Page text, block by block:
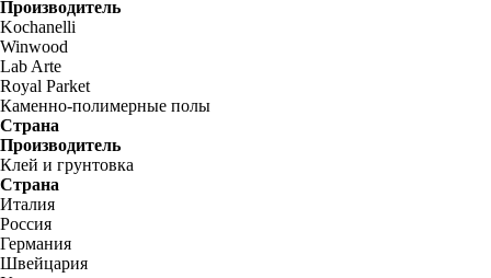
Производитель
Kochanelli
Winwood
Lab Arte
Royal Parket
Каменно-полимерные полы
Страна
Производитель
Клей и грунтовка
Страна
Италия
Россия
Германия
Швейцария